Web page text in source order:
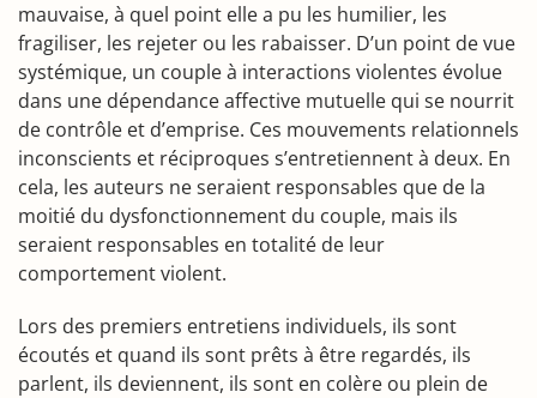
mauvaise, à quel point elle a pu les humilier, les
fragiliser, les rejeter ou les rabaisser. D’un point de vue
systémique, un couple à interactions violentes évolue
dans une dépendance affective mutuelle qui se nourrit
de contrôle et d’emprise. Ces mouvements relationnels
inconscients et réciproques s’entretiennent à deux. En
cela, les auteurs ne seraient responsables que de la
moitié du dysfonctionnement du couple, mais ils
seraient responsables en totalité de leur
comportement violent.
Lors des premiers entretiens individuels, ils sont
écoutés et quand ils sont prêts à être regardés, ils
parlent, ils deviennent, ils sont en colère ou plein de